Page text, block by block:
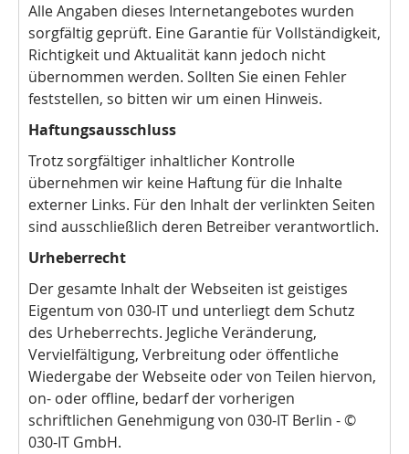
Alle Angaben dieses Internetangebotes wurden
sorgfältig geprüft. Eine Garantie für Vollständigkeit,
Richtigkeit und Aktualität kann jedoch nicht
übernommen werden. Sollten Sie einen Fehler
feststellen, so bitten wir um einen Hinweis.
Haftungsausschluss
Trotz sorgfältiger inhaltlicher Kontrolle
übernehmen wir keine Haftung für die Inhalte
externer Links. Für den Inhalt der verlinkten Seiten
sind ausschließlich deren Betreiber verantwortlich.
Urheberrecht
Der gesamte Inhalt der Webseiten ist geistiges
Eigentum von 030-IT und unterliegt dem Schutz
des Urheberrechts. Jegliche Veränderung,
Vervielfältigung, Verbreitung oder öffentliche
Wiedergabe der Webseite oder von Teilen hiervon,
on- oder offline, bedarf der vorherigen
schriftlichen Genehmigung von 030-IT Berlin - ©
030-IT GmbH.